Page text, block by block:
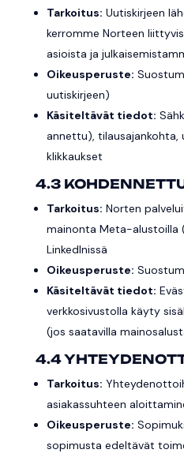
Tarkoitus: Uutiskirjeen
kerromme Norteen
asioista ja
Oikeusperuste:
uutiskirjeen)
Käsiteltävät tiedot:
annettu), tilausajankohta,
klikkaukset
4.3
Tarkoitus: Norten
mainonta Meta-alustoilla
LinkedInissä
Oikeusperuste:
Käsiteltävät tiedot:
verkkosivustolla käyty
(jos saatavilla
4.4
Tarkoitus:
asiakassuhteen
Oikeusperuste:
sopimusta edeltävät